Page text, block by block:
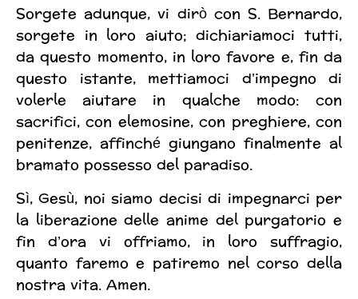
Sorgete adunque, vi dirò con S. Bernardo,
sorgete in loro aiuto; dichiariamoci tutti,
da questo momento, in loro favore e, fin da
questo istante, mettiamoci d’impegno di
volerle aiutare in qualche modo: con
sacrifici, con elemosine, con preghiere, con
penitenze, affinché giungano finalmente al
bramato possesso del paradiso.
Sì, Gesù, noi siamo decisi di impegnarci per
la liberazione delle anime del purgatorio e
fin d’ora vi offriamo, in loro suffragio,
quanto faremo e patiremo nel corso della
nostra vita. Amen.